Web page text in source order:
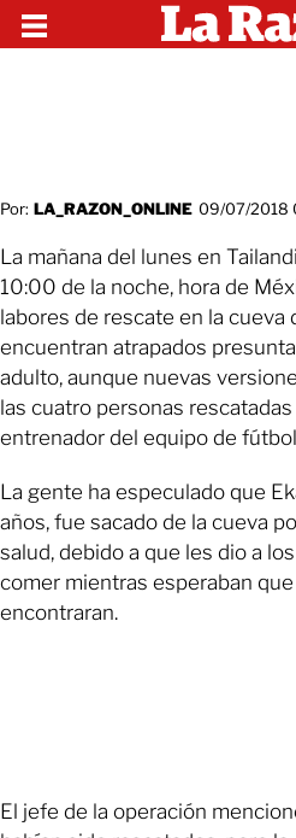
Por: LA_RAZON_ONLINE 09/07/2018
La mañana del lunes en
10:00 de la noche, hora de
labores de rescate en la cueva
encuentran atrapados
adulto, aunque nuevas
las cuatro personas
entrenador del equipo de
La gente ha especulado que
años, fue sacado de la cueva
salud, debido a que les dio a
comer mientras esperaban
encontraran.
El jefe de la operación